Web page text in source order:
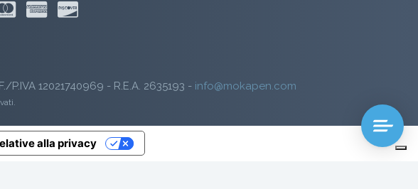
12021740969 - R.E.A. 2635193 - info@mokapen.com
alla privacy